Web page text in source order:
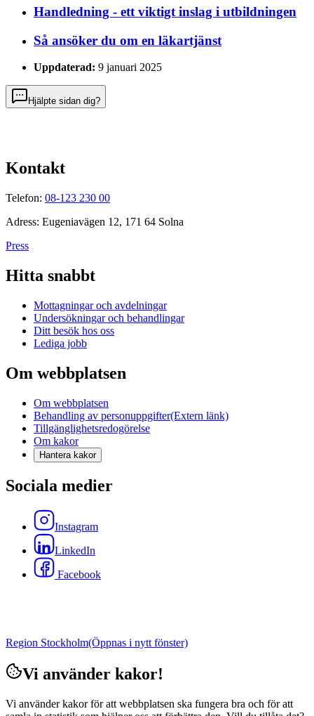
Handledning - ett viktigt inslag i utbildningen
Så ansöker du om en läkartjänst
Uppdaterad: 9 januari 2025
Hjälpte sidan dig?
Kontakt
Telefon: 08-123 230 00
Adress: Eugeniavägen 12, 171 64 Solna
Press
Hitta snabbt
Mottagningar och avdelningar
Undersökningar och behandlingar
Ditt besök hos oss
Lediga jobb
Om webbplatsen
Om webbplatsen
Behandling av personuppgifter(Extern länk)
Tillgänglighetsredogörelse
Om kakor
Hantera kakor
Sociala medier
Instagram
LinkedIn
Facebook
Region Stockholm(Öppnas i nytt fönster)
Vi använder kakor!
Vi använder kakor för att webbplatsen ska fungera bra och för att